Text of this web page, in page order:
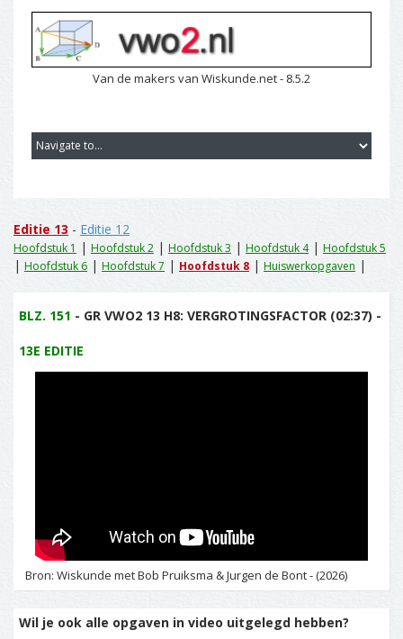
Van de makers van Wiskunde.net - 8.5.2
Editie 13 - Editie 12
Hoofdstuk 1 | Hoofdstuk 2 | Hoofdstuk 3 | Hoofdstuk 4| Hoofdstuk 5
| Hoofdstuk 6 | Hoofdstuk 7 | Hoofdstuk 8 | Huiswerkopgaven |
BLZ. 151 - GR VWO2 13 H8: VERGROTINGSFACTOR (02:37) -
13E EDITIE
Bron: Wiskunde met Bob Pruiksma & Jurgen de Bont - (2026)
Wil je ook alle opgaven in video uitgelegd hebben?